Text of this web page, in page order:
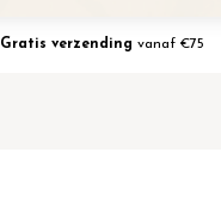
Gratis verzending vanaf €75